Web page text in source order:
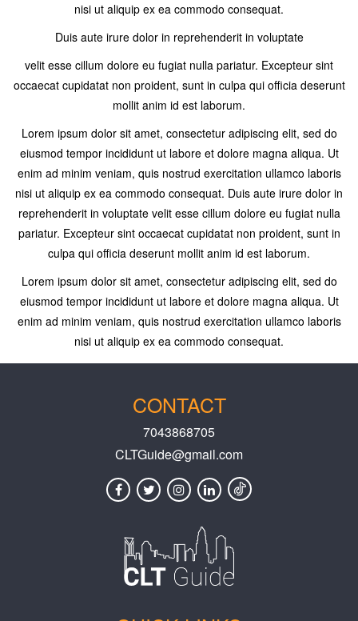
nisi ut aliquip ex ea commodo consequat.
Duis aute irure dolor in reprehenderit in voluptate
velit esse cillum dolore eu fugiat nulla pariatur. Excepteur sint
occaecat cupidatat non proident, sunt in culpa qui officia deserunt
mollit anim id est laborum.
Lorem ipsum dolor sit amet, consectetur adipiscing elit, sed do
eiusmod tempor incididunt ut labore et dolore magna aliqua. Ut
enim ad minim veniam, quis nostrud exercitation ullamco laboris
nisi ut aliquip ex ea commodo consequat. Duis aute irure dolor in
reprehenderit in voluptate velit esse cillum dolore eu fugiat nulla
pariatur. Excepteur sint occaecat cupidatat non proident, sunt in
culpa qui officia deserunt mollit anim id est laborum.
Lorem ipsum dolor sit amet, consectetur adipiscing elit, sed do
eiusmod tempor incididunt ut labore et dolore magna aliqua. Ut
enim ad minim veniam, quis nostrud exercitation ullamco laboris
nisi ut aliquip ex ea commodo consequat.
CONTACT
7043868705
CLTGuide@gmail.com